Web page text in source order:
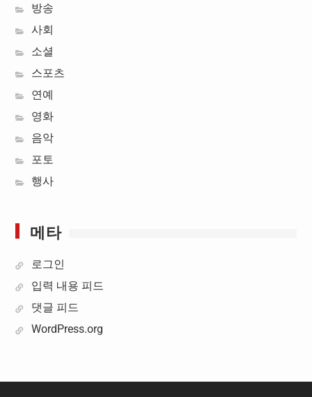
방송
사회
소셜
스포츠
연예
영화
음악
포토
행사
메타
로그인
입력 내용 피드
댓글 피드
WordPress.org